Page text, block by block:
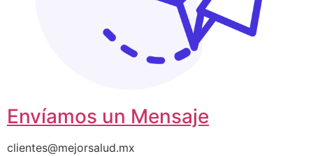
Envíamos un Mensaje
clientes@mejorsalud.mx